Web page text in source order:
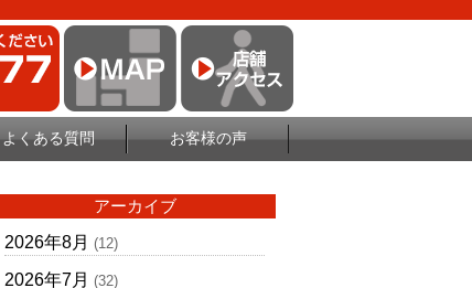
よくある質問 お客様の声
アーカイブ
2026年8月 (12)
2026年7月 (32)